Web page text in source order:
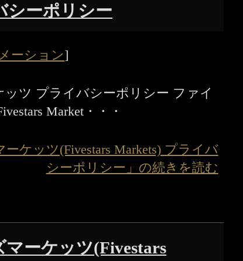
シーポリシー
ーション]
ツ プライバシーポリシー ファイ
Market・・・
ーケッツ(Fivestars Markets) プライバ
シーポリシー」の続きを読む
ーケッツ(Fivestars